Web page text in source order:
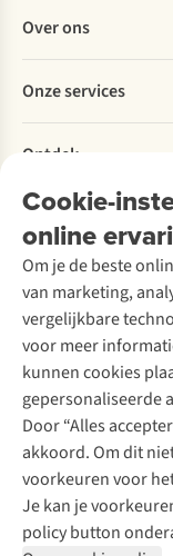
Cookie-
online
Om je de beste
van marketing,
vergelijkbare
voor meer
kunnen cookies
gepersonaliseerde
Door “Alles
akkoord. Om dit
voorkeuren voor
Je kan je
policy button
Bestellen
Betalen
Levering
Retourneren
Bestelling herroepen
Garantie
Contact
Over ons
Explore More
Verantwoord
Over Ayacucho
Onze winkels
Over A.S.Adventure
Onze services
Ski-onderhoud
Wasservice
Schoenonderhoud
Schoenherstelling
Kledingherstelling
Retouches
Voor bedrijven
Ontdek
A.S.Magazine
Podcast
Explore Academy
Explore Camp
Gear Check
Inspiratie & advies
Meld je aan voor
Disclaimer